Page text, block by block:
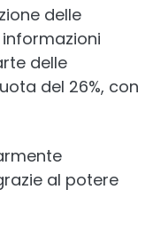
delle
delle
del 26%, con
al potere